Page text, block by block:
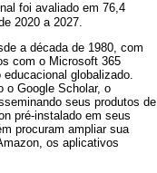
foi avaliado em 76,4
2020 a 2027.
a década de 1980, com
com o Microsoft 365
globalizado.
o Google Scholar, o
seus produtos de
pré-instalado em seus
procuram ampliar sua
os aplicativos